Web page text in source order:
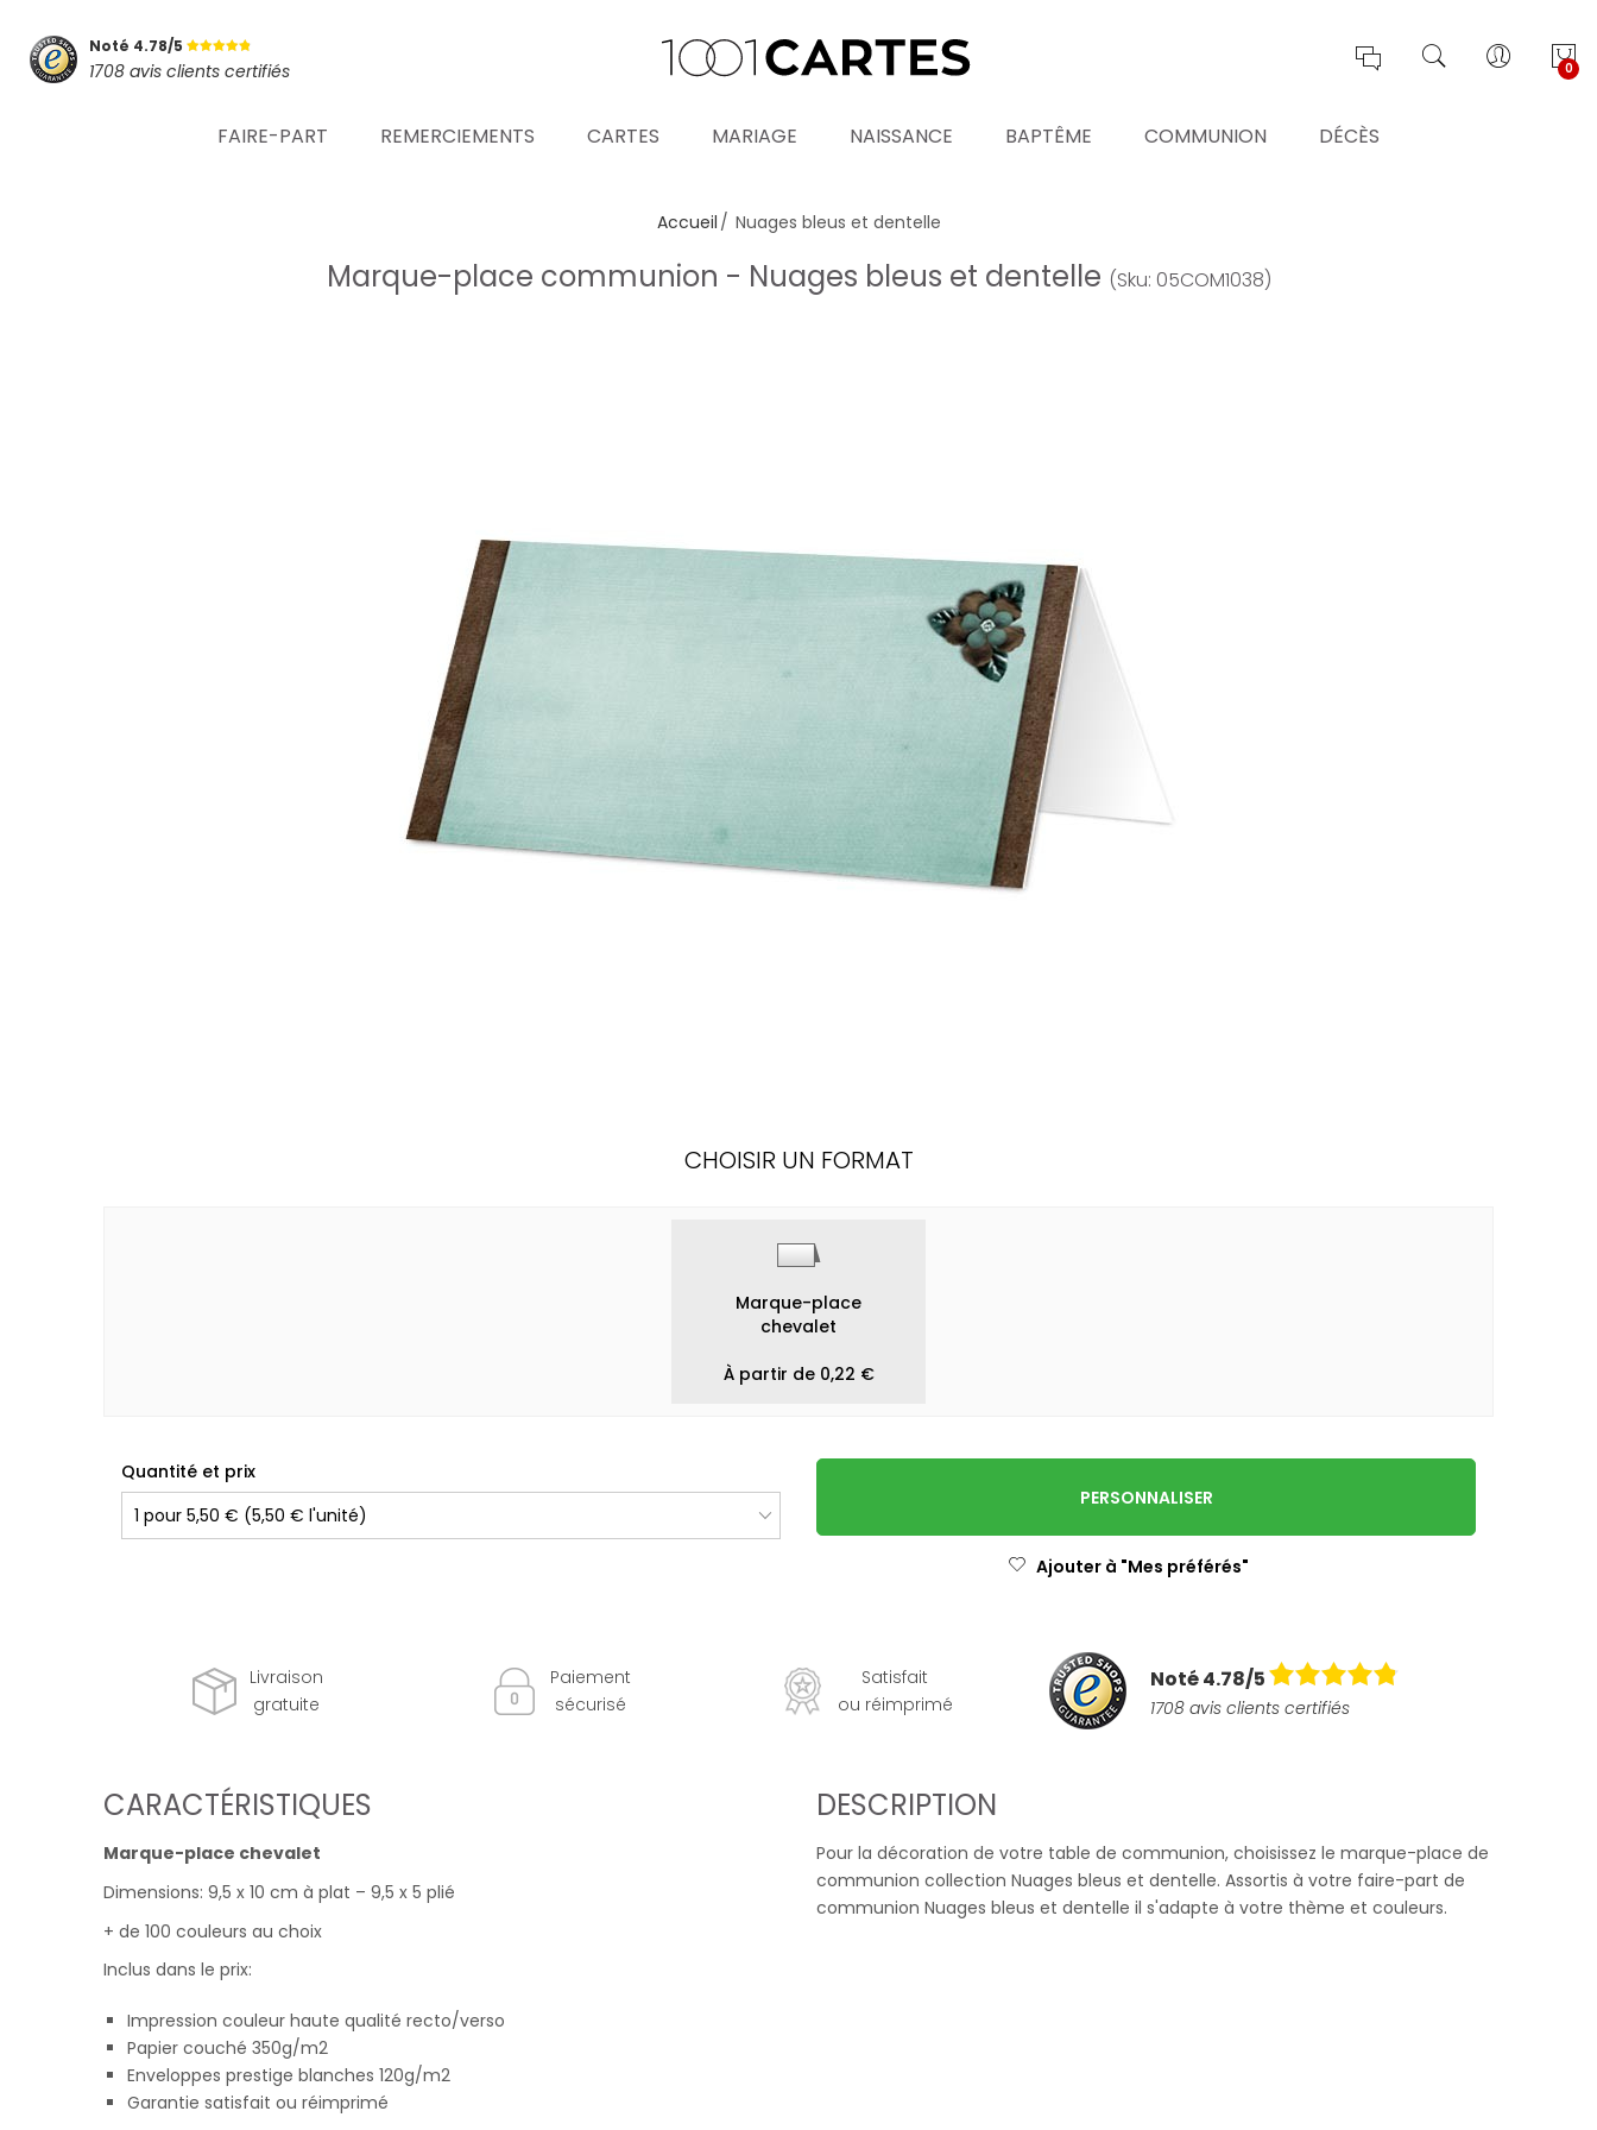
Noté 4.78/5
1708 avis clients certifiés 0
FAIRE-PART REMERCIEMENTS CARTES MARIAGE NAISSANCE BAPTÊME COMMUNION DÉCÈS
Mot de passe oublié ?
Accueil Nuages bleus et dentelle
Marque-place communion - Nuages bleus et dentelle (Sku: 05COM1038)
CHOISIR UN FORMAT
Marque-place
chevalet
À partir de 0,22 €
Quantité et prix
PERSONNALISER
Ajouter à "Mes préférés"
Livraison
gratuite
Paiement
sécurisé
Satisfait
ou réimprimé
Noté 4.78/5
1708 avis clients certifiés
CARACTÉRISTIQUES
Marque-place chevalet
Dimensions: 9,5 x 10 cm à plat – 9,5 x 5 plié
+ de 100 couleurs au choix
Inclus dans le prix:
Impression couleur haute qualité recto/verso
Papier couché 350g/m2
Enveloppes prestige blanches 120g/m2
Garantie satisfait ou réimprimé
DESCRIPTION
Pour la décoration de votre table de communion, choisissez le marque-place de
communion collection Nuages bleus et dentelle. Assortis à votre faire-part de
communion Nuages bleus et dentelle il s'adapte à votre thème et couleurs.